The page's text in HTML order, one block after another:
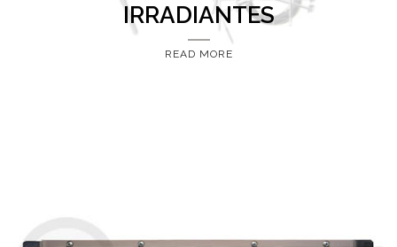
IRRADIANTES
READ MORE